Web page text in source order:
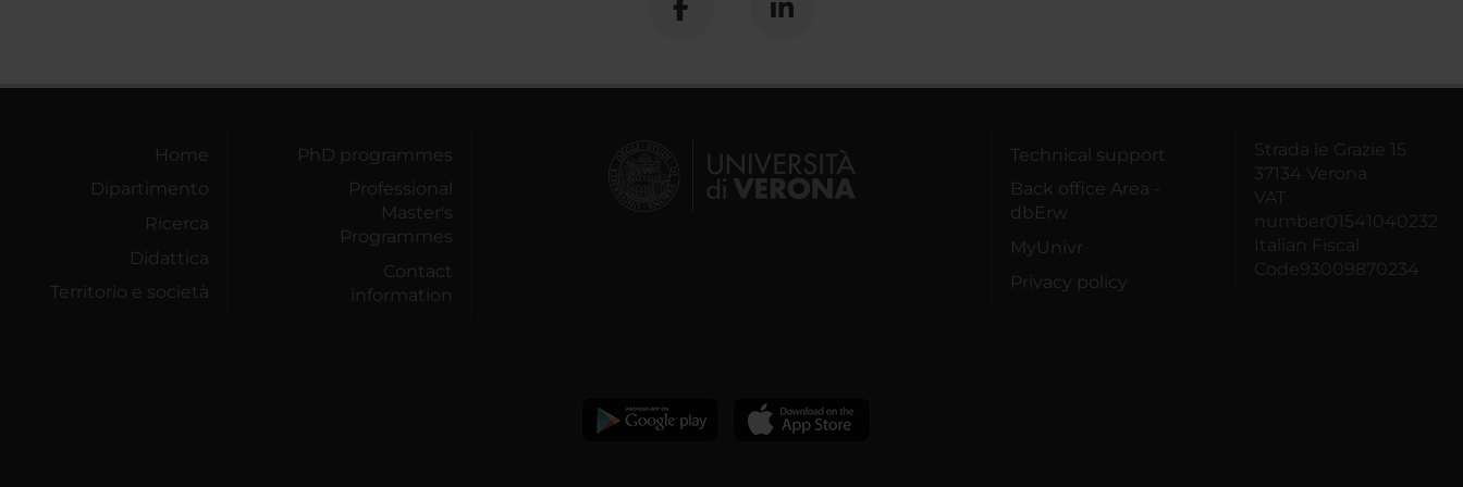
Home
Dipartimento
Ricerca
Didattica
Territorio e società
PhD programmes
Professional
Master's
Programmes
Contact
information
Technical support
Back office Area -
dbErw
MyUnivr
Privacy policy
Strada le Grazie 15
37134 Verona
VAT
number01541040232
Italian Fiscal
Code93009870234